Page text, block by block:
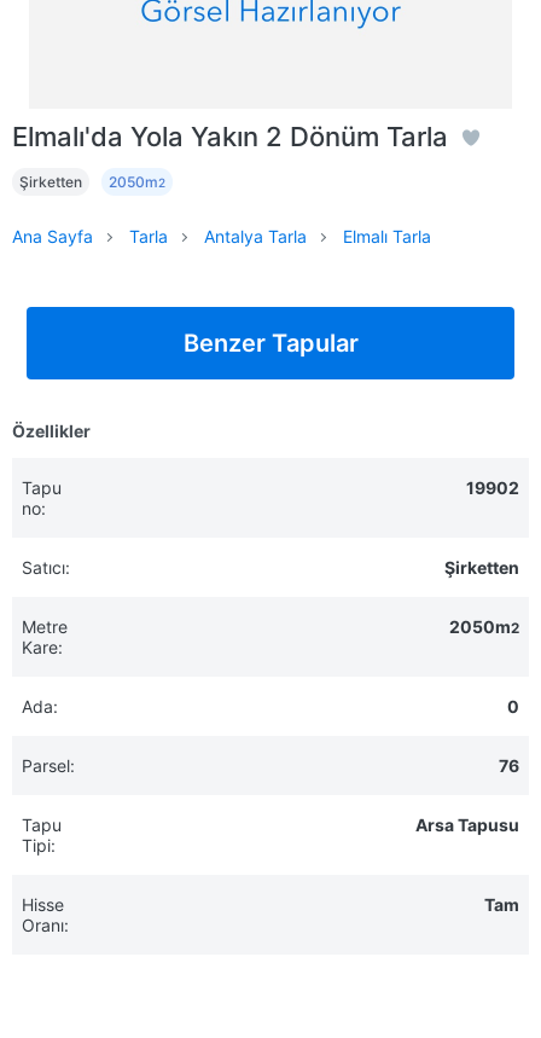
Benzer Tapular
Özellikler
Tapu
no:
19902
Satıcı: Şirketten
Metre
Kare:
2050m2
Ada: 0
Parsel: 76
Tapu
Tipi:
Arsa Tapusu
Hisse
Oranı:
Tam
Elmalı'da Yola Yakın 2 Dönüm Tarla
Şirketten 2050m2
Ana Sayfa Tarla Antalya Tarla Elmalı Tarla